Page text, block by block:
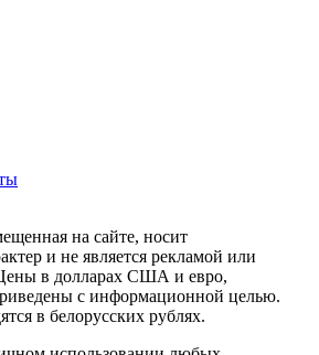
на сайте, носит
и не является рекламой или
в долларах США и евро,
с информационной целью.
в белорусских рублях.